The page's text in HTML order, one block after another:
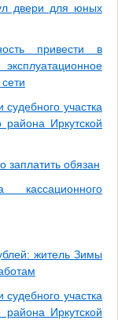
двери для юных
привести в
участка
Иркутской
заплатить обязан
житель Зимы
участка
Иркутской